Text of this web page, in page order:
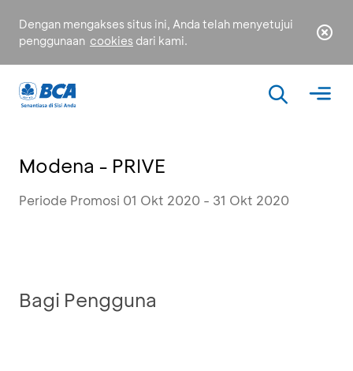
Dengan mengakses situs ini, Anda telah menyetujui
penggunaan cookies dari kami.
Modena - PRIVE
Periode Promosi 01 Okt 2020 - 31 Okt 2020
Bagi Pengguna